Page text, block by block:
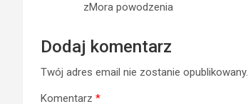
zMora powodzenia
Dodaj komentarz
Twój adres email nie zostanie opublikowany.
Komentarz *